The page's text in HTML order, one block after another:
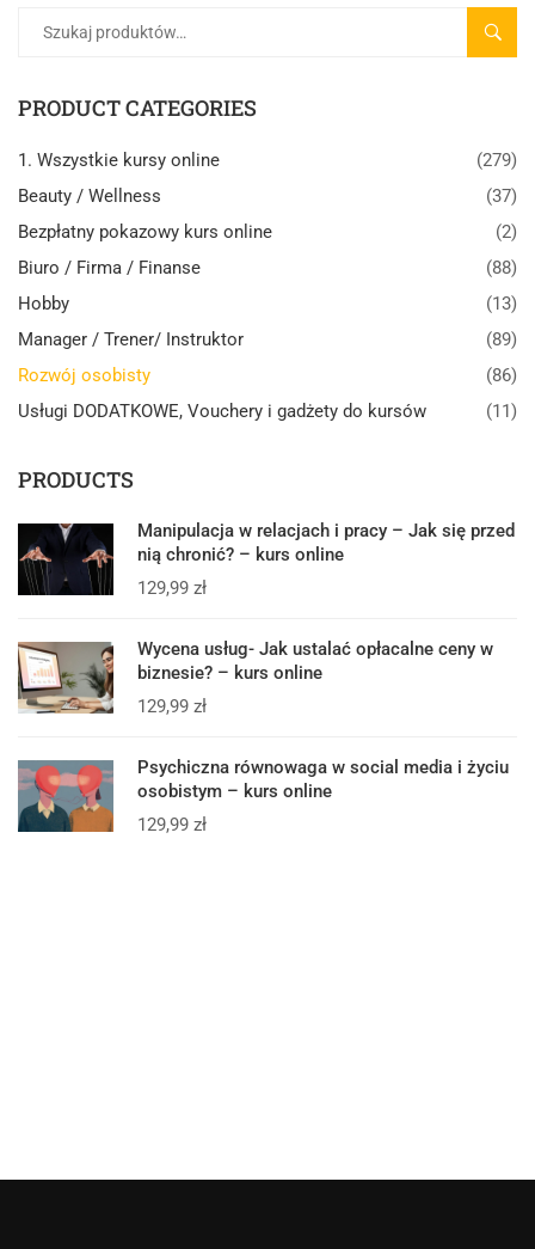
PRODUCT CATEGORIES
1. Wszystkie kursy online
(279)
Beauty / Wellness
(37)
Bezpłatny pokazowy kurs online
(2)
Biuro / Firma / Finanse
(88)
Hobby
(13)
Manager / Trener/ Instruktor
(89)
Rozwój osobisty
(86)
Usługi DODATKOWE, Vouchery i gadżety do kursów
(11)
PRODUCTS
Manipulacja w relacjach i pracy – Jak się przed
nią chronić? – kurs online
129,99 zł
Wycena usług- Jak ustalać opłacalne ceny w
biznesie? – kurs online
129,99 zł
Psychiczna równowaga w social media i życiu
osobistym – kurs online
129,99 zł